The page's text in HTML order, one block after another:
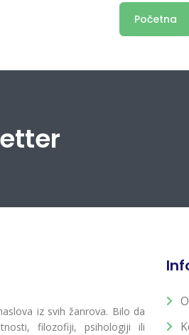
Početna
iz svih žanrova. Bilo da
filozofiji, psihologiji ili